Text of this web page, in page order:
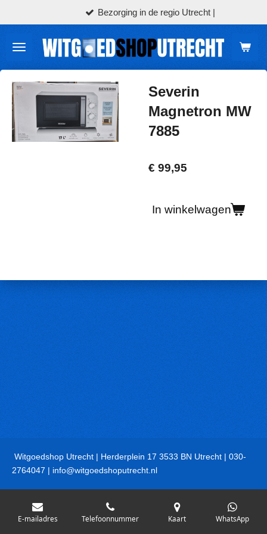
direct
naar
hoofdinhoud
Bezorging in de regio Utrecht |
Severin
Magnetron MW
7885
€ 99,95
In winkelwagen
Witgoedshop Utrecht | Herderplein 17 3533 BN Utrecht | 030-
2764047 | info@witgoedshoputrecht.nl
E-mailadres Telefoonnummer Kaart WhatsApp